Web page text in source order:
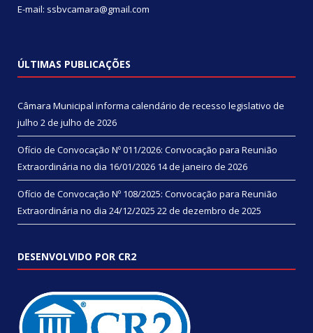
E-mail: ssbvcamara@gmail.com
ÚLTIMAS PUBLICAÇÕES
Câmara Municipal informa calendário de recesso legislativo de
julho 2 de julho de 2026
Ofício de Convocação Nº 011/2026: Convocação para Reunião
Extraordinária no dia 16/01/2026 14 de janeiro de 2026
Ofício de Convocação Nº 108/2025: Convocação para Reunião
Extraordinária no dia 24/12/2025 22 de dezembro de 2025
DESENVOLVIDO POR CR2